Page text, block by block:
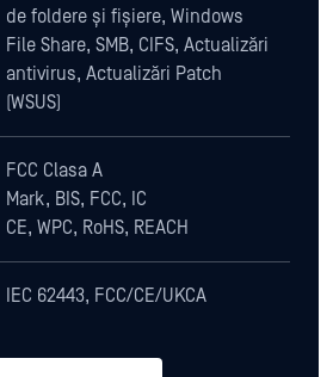
de foldere și fișiere, Windows
File Share, SMB, CIFS, Actualizări
antivirus, Actualizări Patch
(WSUS)
FCC Clasa A
Mark, BIS, FCC, IC
CE, WPC, RoHS, REACH
IEC 62443, FCC/CE/UKCA